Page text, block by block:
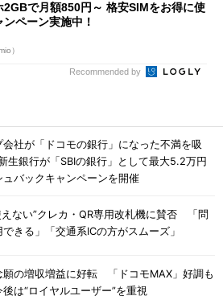
2GBで月額850円～ 格安SIMをお得に使
ンペーン実施中！
）
Recommended by
会社が「ドコモの銀行」になった不満を吸
生銀行が「SBIの銀行」として最大5.2万円
ュバックキャンペーンを開催
えない”クレカ・QR専用改札機に賛否 「問
きる」「交通系ICの方がスムーズ」
願の増収増益に好転 「ドコモMAX」好調も
は“ロイヤルユーザー”を重視